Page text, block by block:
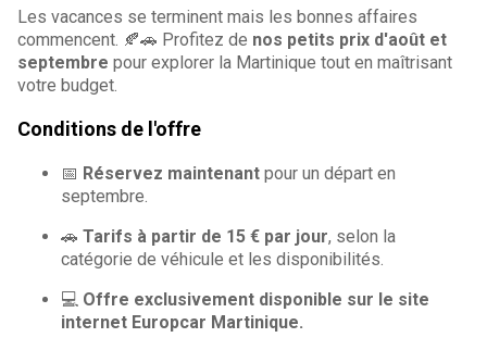
Les vacances se terminent mais les bonnes affaires
commencent. 🍂🚗 Profitez de nos petits prix d'août et
septembre pour explorer la Martinique tout en maîtrisant
votre budget.
Conditions de l'offre
📅 Réservez maintenant pour un départ en
septembre.
🚗 Tarifs à partir de 15 € par jour, selon la
catégorie de véhicule et les disponibilités.
💻 Offre exclusivement disponible sur le site
internet Europcar Martinique.